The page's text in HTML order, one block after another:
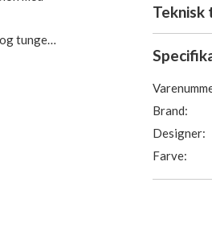
tunge
Teknisk
Brand:
Designer:
Farve: